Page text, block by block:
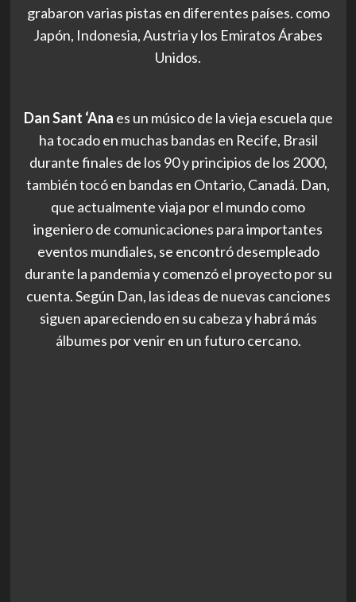
grabaron varias pistas en diferentes países. como
Japón, Indonesia, Austria y los Emiratos Árabes
Unidos.
Dan Sant ‘Ana es un músico de la vieja escuela que
ha tocado en muchas bandas en Recife, Brasil
durante finales de los 90 y principios de los 2000,
también tocó en bandas en Ontario, Canadá. Dan,
que actualmente viaja por el mundo como
ingeniero de comunicaciones para importantes
eventos mundiales, se encontró desempleado
durante la pandemia y comenzó el proyecto por su
cuenta. Según Dan, las ideas de nuevas canciones
siguen apareciendo en su cabeza y habrá más
álbumes por venir en un futuro cercano.